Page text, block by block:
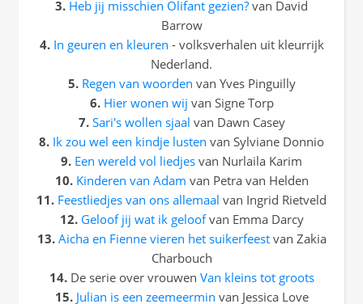
3. Heb jij misschien Olifant gezien? van David
Barrow
4. In geuren en kleuren - volksverhalen uit kleurrijk
Nederland.
5. Regen van woorden van Yves Pinguilly
6. Hier wonen wij van Signe Torp
7. Sari's wollen sjaal van Dawn Casey
8. Ik zou wel een kindje lusten van Sylviane Donnio
9. Een wereld vol liedjes van Nurlaila Karim
10. Kinderen van Adam van Petra van Helden
11. Feestliedjes van ons allemaal van Ingrid Rietveld
12. Geloof jij wat ik geloofvan Emma Darcy
13. Aicha en Fienne vieren het suikerfeestvan Zakia
Charbouch
14.De serie over vrouwen Van kleins tot groots
15. Julian is een zeemeermin van Jessica Love